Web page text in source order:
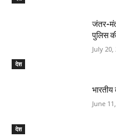
देश
जंतर-
पुलिस
July 20,
देश
June